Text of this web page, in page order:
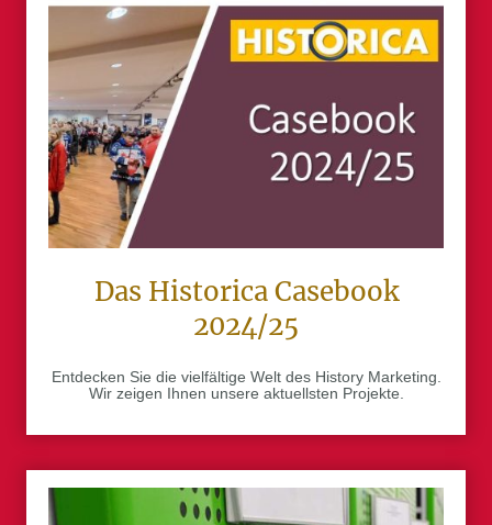
Das Historica Casebook
2024/25
Entdecken Sie die vielfältige Welt des History Marketing.
Wir zeigen Ihnen unsere aktuellsten Projekte.